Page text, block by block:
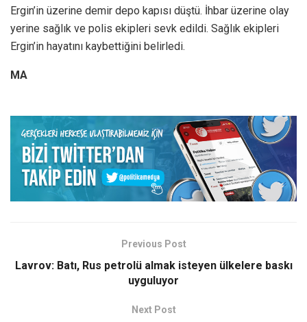
Ergin’in üzerine demir depo kapısı düştü. İhbar üzerine olay
yerine sağlık ve polis ekipleri sevk edildi. Sağlık ekipleri
Ergin’in hayatını kaybettiğini belirledi.
MA
Previous Post
Lavrov: Batı, Rus petrolü almak isteyen ülkelere baskı
uyguluyor
Next Post